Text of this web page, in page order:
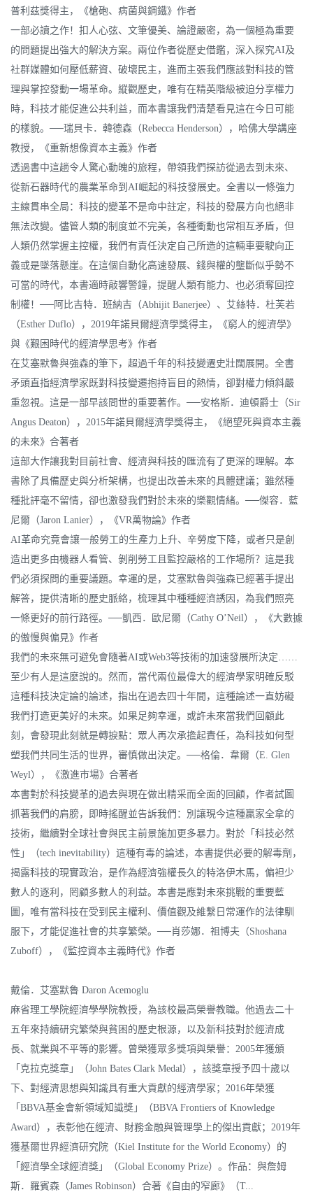
普利茲獎得主，《槍砲、病菌與鋼鐵》作者
一部必讀之作！扣人心弦、文筆優美、論證嚴密，為一個極為重要
的問題提出強大的解決方案。兩位作者從歷史借鑑，深入探究AI及
社群媒體如何壓低薪資、破壞民主，進而主張我們應該對科技的管
理與掌控發動一場革命。縱觀歷史，唯有在精英階級被迫分享權力
時，科技才能促進公共利益，而本書讓我們清楚看見這在今日可能
的樣貌。──瑞貝卡．韓德森（Rebecca Henderson），哈佛大學講座
教授，《重新想像資本主義》作者
透過書中這趟令人驚心動魄的旅程，帶領我們探訪從過去到未來、
從新石器時代的農業革命到AI崛起的科技發展史。全書以一條強力
主線貫串全局：科技的變革不是命中註定，科技的發展方向也絕非
無法改變。儘管人類的制度並不完美，各種衝動也常相互矛盾，但
人類仍然掌握主控權，我們有責任決定自己所造的這輛車要駛向正
義或是墜落懸崖。在這個自動化高速發展、錢與權的壟斷似乎勢不
可當的時代，本書適時敲響警鐘，提醒人類有能力、也必須奪回控
制權！──阿比吉特．班納吉（Abhijit Banerjee）、艾絲特．杜芙若
（Esther Duflo），2019年諾貝爾經濟學獎得主，《窮人的經濟學》
與《艱困時代的經濟學思考》作者
在艾塞默魯與強森的筆下，超過千年的科技變遷史壯闊展開。全書
矛頭直指經濟學家既對科技變遷抱持盲目的熱情，卻對權力傾斜嚴
重忽視。這是一部早該問世的重要著作。──安格斯．迪頓爵士（Sir
Angus Deaton），2015年諾貝爾經濟學獎得主，《絕望死與資本主義
的未來》合著者
這部大作讓我對目前社會、經濟與科技的匯流有了更深的理解。本
書除了具備歷史與分析架構，也提出改善未來的具體建議；雖然種
種批評毫不留情，卻也激發我們對於未來的樂觀情緒。──傑容．藍
尼爾（Jaron Lanier），《VR萬物論》作者
AI革命究竟會讓一般勞工的生產力上升、辛勞度下降，或者只是創
造出更多由機器人看管、剝削勞工且監控嚴格的工作場所？這是我
們必須探問的重要議題。幸運的是，艾塞默魯與強森已經著手提出
解答，提供清晰的歷史脈絡，梳理其中種種經濟誘因，為我們照亮
一條更好的前行路徑。──凱西．歐尼爾（Cathy O’Neil），《大數據
的傲慢與偏見》作者
我們的未來無可避免會隨著AI或Web3等技術的加速發展所決定……
至少有人是這麼說的。然而，當代兩位最偉大的經濟學家明確反駁
這種科技決定論的論述，指出在過去四十年間，這種論述一直妨礙
我們打造更美好的未來。如果足夠幸運，或許未來當我們回顧此
刻，會發現此刻就是轉捩點：眾人再次承擔起責任，為科技如何型
塑我們共同生活的世界，審慎做出決定。──格倫．韋爾（E. Glen
Weyl），《激進市場》合著者
本書對於科技變革的過去與現在做出精采而全面的回顧，作者試圖
抓著我們的肩膀，即時搖醒並告訴我們：別讓現今這種贏家全拿的
技術，繼續對全球社會與民主前景施加更多暴力。對於「科技必然
性」（tech inevitability）這種有毒的論述，本書提供必要的解毒劑，
揭露科技的現實政治，是作為經濟強權長久的特洛伊木馬，偏袒少
數人的逐利，罔顧多數人的利益。本書是應對未來挑戰的重要藍
圖，唯有當科技在受到民主權利、價值觀及維繫日常運作的法律馴
服下，才能促進社會的共享繁榮。──肖莎娜．祖博夫（Shoshana
Zuboff），《監控資本主義時代》作者
戴倫．艾塞默魯 Daron Acemoglu
麻省理工學院經濟學學院教授，為該校最高榮譽教職。他過去二十
五年來持續研究繁榮與貧困的歷史根源，以及新科技對於經濟成
長、就業與不平等的影響。曾榮獲眾多獎項與榮譽：2005年獲頒
「克拉克獎章」（John Bates Clark Medal），該獎章授予四十歲以
下、對經濟思想與知識具有重大貢獻的經濟學家；2016年榮獲
「BBVA基金會新領域知識獎」（BBVA Frontiers of Knowledge
Award），表彰他在經濟、財務金融與管理學上的傑出貢獻；2019年
獲基爾世界經濟研究院（Kiel Institute for the World Economy）的
「經濟學全球經濟獎」（Global Economy Prize）。作品：與詹姆
斯．羅賓森（James Robinson）合著《自由的窄廊》（T...